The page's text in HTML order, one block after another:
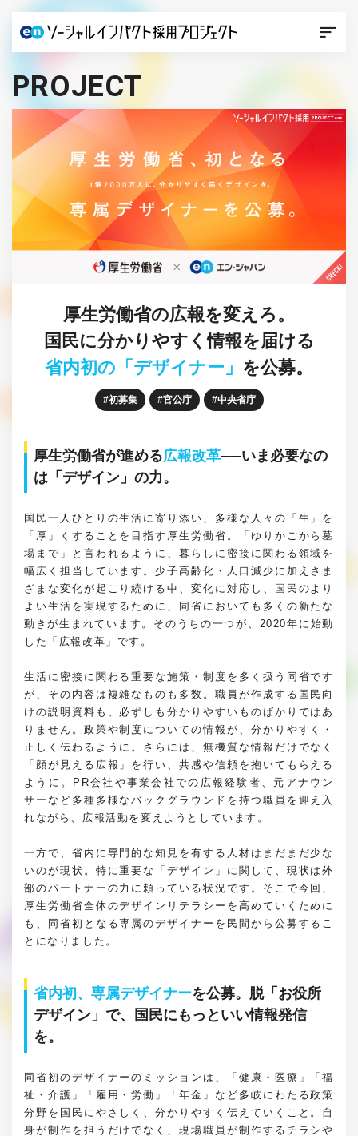
PROJECT
厚生労働省の広報を変えろ。
国民に分かりやすく情報を届ける
省内初の「デザイナー」 を公募。
初募集 官公庁 中央省庁
厚生労働省が進める広報改革──いま必要なの
は「デザイン」の力。
国民一人ひとりの生活に寄り添い、多様な人々の「生」を
「厚」くすることを目指す厚生労働省。「ゆりかごから墓
場まで」と言われるように、暮らしに密接に関わる領域を
幅広く担当しています。少子高齢化・人口減少に加えさま
ざまな変化が起こり続ける中、変化に対応し、国民のより
よい生活を実現するために、同省においても多くの新たな
動きが生まれています。そのうちの一つが、2020年に始動
した「広報改革」です。
生活に密接に関わる重要な施策・制度を多く扱う同省です
が、その内容は複雑なものも多数。職員が作成する国民向
けの説明資料も、必ずしも分かりやすいものばかりではあ
りません。政策や制度についての情報が、分かりやすく・
正しく伝わるように。さらには、無機質な情報だけでなく
「顔が見える広報」を行い、共感や信頼を抱いてもらえる
ように。PR会社や事業会社での広報経験者、元アナウン
サーなど多種多様なバックグラウンドを持つ職員を迎え入
れながら、広報活動を変えようとしています。
一方で、省内に専門的な知見を有する人材はまだまだ少な
いのが現状。特に重要な「デザイン」に関して、現状は外
部のパートナーの力に頼っている状況です。そこで今回、
厚生労働省全体のデザインリテラシーを高めていくために
も、同省初となる専属のデザイナーを民間から公募するこ
とになりました。
省内初、専属デザイナーを公募。脱「お役所
デザイン」で、国民にもっといい情報発信
を。
同省初のデザイナーのミッションは、「健康・医療」「福
祉・介護」「雇用・労働」「年金」など多岐にわたる政策
分野を国民にやさしく、分かりやすく伝えていくこと。自
身が制作を担うだけでなく、現場職員が制作するチラシや